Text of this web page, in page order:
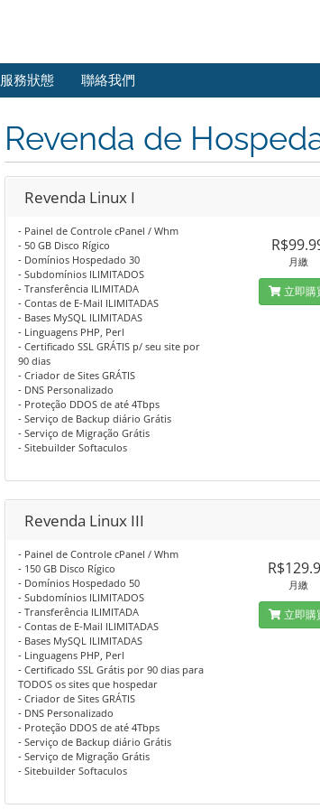
服務狀態 聯絡我們
Revenda de
Revenda Linux I
- Painel de Controle cPanel / Whm
- 50 GB Disco Rígico
- Domínios Hospedado 30
- Subdomínios ILIMITADOS
- Transferência ILIMITADA
- Contas de E-Mail ILIMITADAS
- Bases MySQL ILIMITADAS
- Linguagens PHP, Perl
- Certificado SSL GRÁTIS p/ seu site por
90 dias
- Criador de Sites GRÁTIS
- DNS Personalizado
- Proteção DDOS de até 4Tbps
- Serviço de Backup diário Grátis
- Serviço de Migração Grátis
- Sitebuilder Softaculos
月繳
立即購
Revenda Linux III
- Painel de Controle cPanel / Whm
- 150 GB Disco Rígico
- Domínios Hospedado 50
- Subdomínios ILIMITADOS
- Transferência ILIMITADA
- Contas de E-Mail ILIMITADAS
- Bases MySQL ILIMITADAS
- Linguagens PHP, Perl
- Certificado SSL Grátis por 90 dias para
TODOS os sites que hospedar
- Criador de Sites GRÁTIS
- DNS Personalizado
- Proteção DDOS de até 4Tbps
- Serviço de Backup diário Grátis
- Serviço de Migração Grátis
- Sitebuilder Softaculos
月繳
立即購